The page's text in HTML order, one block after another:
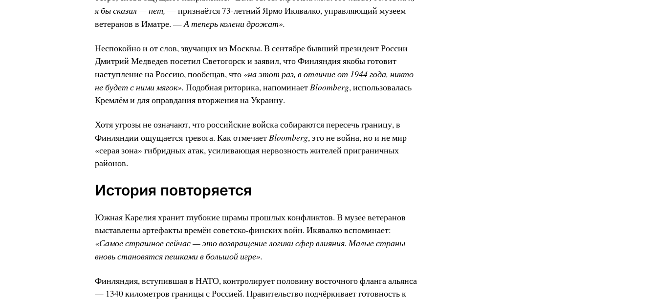
я бы сказал — нет, — признаётся 73-летний Ярмо Икявалко, управляющий музеем
ветеранов в Иматре. —А теперь колени дрожат».
Неспокойно и от слов, звучащих из Москвы. В сентябре бывший президент России
Дмитрий Медведев посетил Светогорск и заявил, что Финляндия якобы готовит
наступление на Россию, пообещав, что «на этот раз, в отличие от 1944 года, никто
не будет с ними мягок». Подобная риторика, напоминаетBloomberg, использовалась
Кремлём и для оправдания вторжения на Украину.
Хотя угрозы не означают, что российские войска собираются пересечь границу, в
Финляндии ощущается тревога. Как отмечаетBloomberg, это не война, но и не мир —
«серая зона» гибридных атак, усиливающая нервозность жителей приграничных
районов.
История повторяется
Южная Карелия хранит глубокие шрамы прошлых конфликтов. В музее ветеранов
выставлены артефакты времён советско-финских войн. Икявалко вспоминает:
«Самое страшное сейчас — это возвращение логики сфер влияния. Малые страны
вновь становятся пешками в большой игре».
Финляндия, вступившая в НАТО, контролирует половину восточного фланга альянса
— 1340 километров границы с Россией. Правительство подчёркивает готовность к